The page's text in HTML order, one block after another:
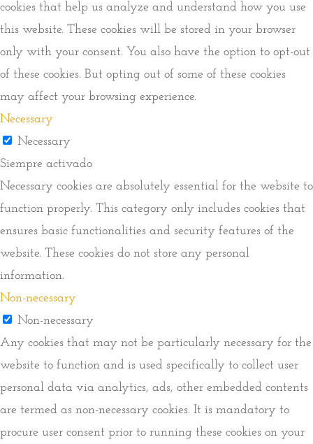
cookies that help us analyze and understand how you use
this website. These cookies will be stored in your browser
only with your consent. You also have the option to opt-out
of these cookies. But opting out of some of these cookies
may affect your browsing experience.
Necessary
Necessary
Siempre activado
Necessary cookies are absolutely essential for the website to
function properly. This category only includes cookies that
ensures basic functionalities and security features of the
website. These cookies do not store any personal
information.
Non-necessary
Non-necessary
Any cookies that may not be particularly necessary for the
website to function and is used specifically to collect user
personal data via analytics, ads, other embedded contents
are termed as non-necessary cookies. It is mandatory to
procure user consent prior to running these cookies on your